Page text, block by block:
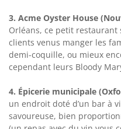
3. Acme Oyster House
Orléans, ce petit restaurant
clients venus manger les
demi-coquille, ou mieux
cependant leurs Bloody
4. Épicerie municipale
un endroit doté d’un bar à
savoureuse, bien